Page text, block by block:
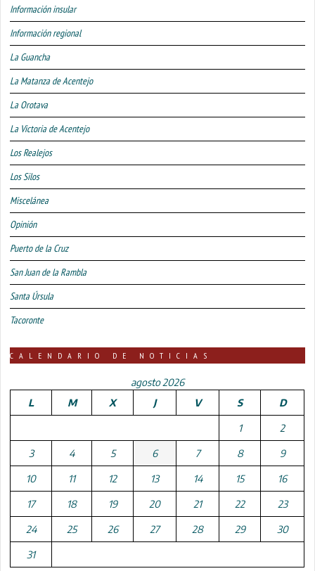
Información insular
Información regional
La Guancha
La Matanza de Acentejo
La Orotava
La Victoria de Acentejo
Los Realejos
Los Silos
Miscelánea
Opinión
Puerto de la Cruz
San Juan de la Rambla
Santa Úrsula
Tacoronte
CALENDARIO DE NOTICIAS
agosto 2026
L
M X J V S D
1 2
3 4 5 6 7 8 9
10 11 12 13 14 15 16
17 18 19 20 21 22 23
24 25 26 27 28 29 30
31